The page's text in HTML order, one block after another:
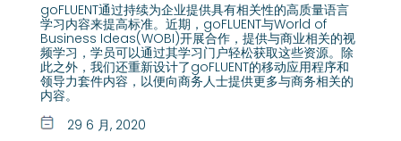
goFLUENT通过持续为企业提供具有相关性的高质量语言
学习内容来提高标准。近期，goFLUENT与World of
Business Ideas(WOBI)开展合作，提供与商业相关的视
频学习，学员可以通过其学习门户轻松获取这些资源。除
此之外，我们还重新设计了goFLUENT的移动应用程序和
领导力套件内容，以便向商务人士提供更多与商务相关的
内容。
29 6 月, 2020